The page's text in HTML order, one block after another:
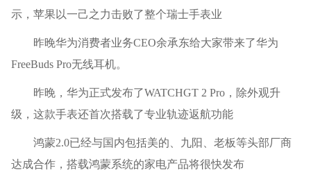
示，苹果以一己之力击败了整个瑞士手表业
昨晚华为消费者业务CEO余承东给大家带来了华为
FreeBuds Pro无线耳机。
昨晚，华为正式发布了WATCHGT 2 Pro，除外观升
级，这款手表还首次搭载了专业轨迹返航功能
鸿蒙2.0已经与国内包括美的、九阳、老板等头部厂商
达成合作，搭载鸿蒙系统的家电产品将很快发布